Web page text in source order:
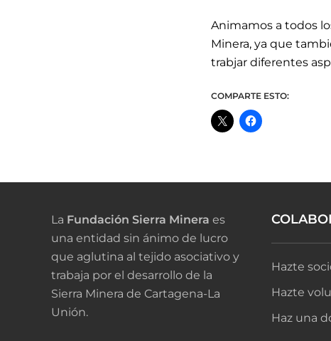
Animamos a todos
Minera, ya que
trabjar diferentes
COMPARTE ESTO:
La Fundación Sierra Minera es
una entidad sin ánimo de lucro
que aglutina al tejido asociativo y
trabaja por el desarrollo de la
Sierra Minera de Cartagena-La
Unión.
Hazte
Hazte
Haz una